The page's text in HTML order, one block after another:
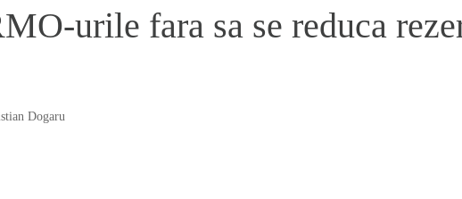
urile fara sa se reduca
Dogaru